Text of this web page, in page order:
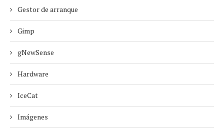
Gestor de arranque
Gimp
gNewSense
Hardware
IceCat
Imágenes